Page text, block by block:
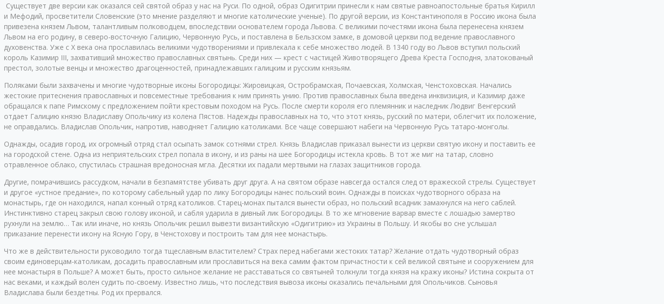
Существует две версии как оказался сей святой образ у нас на Руси. По одной, образ Одигитрии принесли к нам святые равноапостольные братья Кирилл
и Мефодий, просветители Словенские (это мнение разделяют и многие католические ученые). По другой версии, из Константинополя в Россию икона была
привезена князем Львом, талантливым полководцем, впоследствии основателем города Львова. С великими почестями икона была перенесена князем
Львом на его родину, в северо-восточную Галицию, Червонную Русь, и поставлена в Бельзском замке, в домовой церкви под ведение православного
духовенства. Уже с X века она прославилась великими чудотворениями и привлекала к себе множество людей. В 1340 году во Львов вступил польский
король Казимир III, захвативший множество православных святынь. Среди них — крест с частицей Животворящего Древа Креста Господня, златокованый
престол, золотые венцы и множество драгоценностей, принадлежавших галицким и русским князьям.
Поляками были захвачены и многие чудотворные иконы Богородицы: Жировицкая, Остробрамская, Почаевская, Холмская, Ченстоховская. Начались
жестокие притеснения православных и повсеместные требования к ним принять унию. Против православных была введена инквизиция, и Казимир даже
обращался к папе Римскому с предложением пойти крестовым походом на Русь. После смерти короля его племянник и наследник Людвиг Венгерский
отдает Галицию князю Владиславу Опольчику из колена Пястов. Надежды православных на то, что этот князь, русский по матери, облегчит их положение,
не оправдались. Владислав Опольчик, напротив, наводняет Галицию католиками. Все чаще совершают набеги на Червонную Русь татаро-монголы.
Однажды, осадив город, их огромный отряд стал осыпать замок сотнями стрел. Князь Владислав приказал вынести из церкви святую икону и поставить ее
на городской стене. Одна из неприятельских стрел попала в икону, и из раны на шее Богородицы истекла кровь. В тот же миг на татар, словно
отравленное облако, спустилась страшная вредоносная мгла. Десятки их падали мертвыми на глазах защитников города.
Другие, помрачившись рассудком, начали в безпамятстве убивать друг друга. А на святом образе навсегда остался след от вражеской стрелы. Существует
и другое «устное предание», по которому сабельный удар по лику Богородицы нанес польский воин. Однажды в поисках чудотворного образа на
монастырь, где он находился, напал конный отряд католиков. Старец-монах пытался вынести образ, но польский всадник замахнулся на него саблей.
Инстинктивно старец закрыл свою голову иконой, и сабля ударила в дивный лик Богородицы. В то же мгновение варвар вместе с лошадью замертво
рухнули на землю… Так или иначе, но князь Опольчик решил вывезти византийскую «Одигитрию» из Украины в Польшу. И якобы во сне услышал
приказание перенести икону на Ясную Гору, в Ченстохову и построить там для нее монастырь.
Что же в действительности руководило тогда тщеславным властителем? Страх перед набегами жестоких татар? Желание отдать чудотворный образ
своим единоверцам-католикам, досадить православным или прославиться на века самим фактом причастности к сей великой святыне и сооружением для
нее монастыря в Польше? А может быть, просто сильное желание не расставаться со святыней толкнули тогда князя на кражу иконы? Истина сокрыта от
нас веками, и каждый волен судить по-своему. Известно лишь, что последствия вывоза иконы оказались печальными для Опольчиков. Сыновья
Владислава были бездетны. Род их прервался.